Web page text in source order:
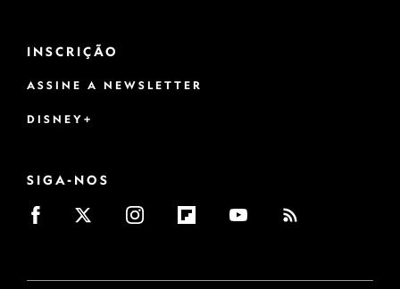
INSCRIÇÃO
ASSINE A NEWSLETTER
DISNEY+
SIGA-NOS